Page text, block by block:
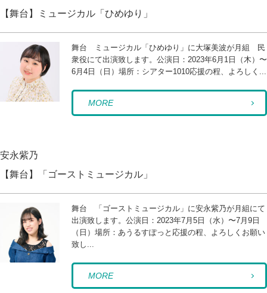
【舞台】ミュージカル「ひめゆり」
舞台 ミュージカル「ひめゆり」に大塚美波が月組 民
衆役にて出演致します。公演日：2023年6月1日（木）〜
6月4日（日）場所：シアター1010応援の程、よろしく...
MORE
安永紫乃
【舞台】「ゴーストミュージカル」
舞台 「ゴーストミュージカル」に安永紫乃が月組にて
出演致します。公演日：2023年7月5日（水）〜7月9日
（日）場所：あうるすぽっと応援の程、よろしくお願い
致し...
MORE